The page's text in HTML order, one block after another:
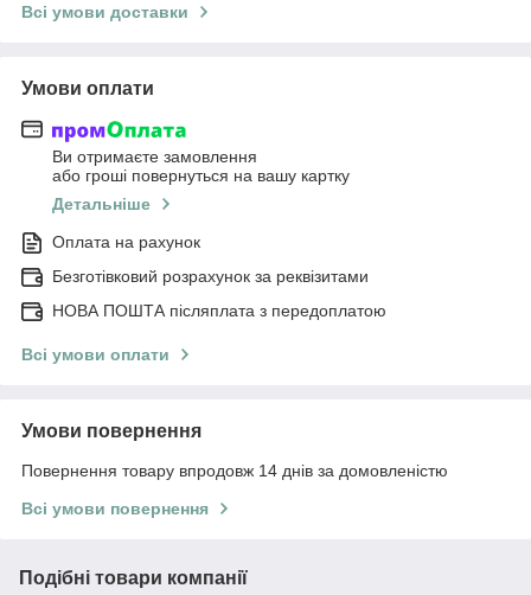
Всі умови доставки
Умови оплати
Ви отримаєте замовлення
або гроші повернуться на вашу картку
Детальніше
Оплата на рахунок
Безготівковий розрахунок за реквізитами
НОВА ПОШТА післяплата з передоплатою
Всі умови оплати
Умови повернення
Повернення товару впродовж 14 днів за домовленістю
Всі умови повернення
Подібні товари компанії